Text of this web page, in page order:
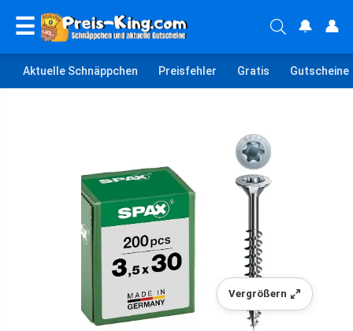
☰ 🔔 👤
Aktuelle Schnäppchen Preisfehler Gratis Gutscheine
Vergrößern